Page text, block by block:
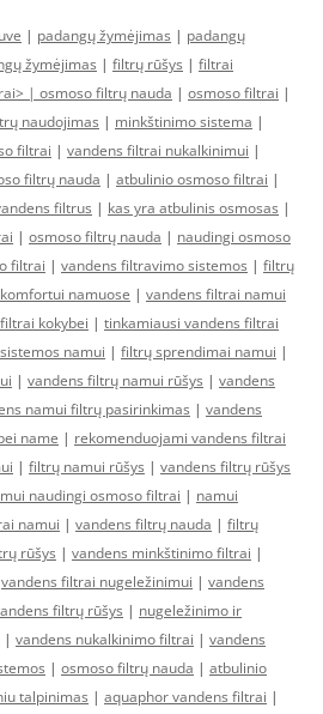
| padangų žymėjimas | padangų
žymėjimas | filtrų rūšys | filtrai
| osmoso filtrų nauda | osmoso filtrai |
naudojimas | minkštinimo sistema |
filtrai | vandens filtrai nukalkinimui |
filtrų nauda | atbulinio osmoso filtrai |
filtrus | kas yra atbulinis osmosas |
| osmoso filtrų nauda | naudingi osmoso
filtrai | vandens filtravimo sistemos | filtrų
namuose | vandens filtrai namui
kokybei | tinkamiausi vandens filtrai
namui | filtrų sprendimai namui |
| vandens filtrų namui rūšys | vandens
namui filtrų pasirinkimas | vandens
name | rekomenduojami vandens filtrai
| filtrų namui rūšys | vandens filtrų rūšys
naudingi osmoso filtrai | namui
namui | vandens filtrų nauda | filtrų
rūšys | vandens minkštinimo filtrai |
vandens filtrai nugeležinimui | vandens
filtrų rūšys | nugeležinimo ir
| vandens nukalkinimo filtrai | vandens
| osmoso filtrų nauda | atbulinio
talpinimas | aquaphor vandens filtrai |